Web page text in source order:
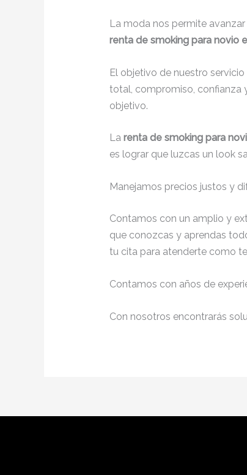
La moda nos permite
renta de smoking para novio
El objetivo de nuestro servicio
total, compromiso, confianza
objetivo.
La renta de smoking para
es lograr que luzcas un look
Manejamos precios justos y
Contamos con un amplio y
que conozcas y aprendas
tu cita para atenderte como
Contamos con años de
Con nosotros encontrarás